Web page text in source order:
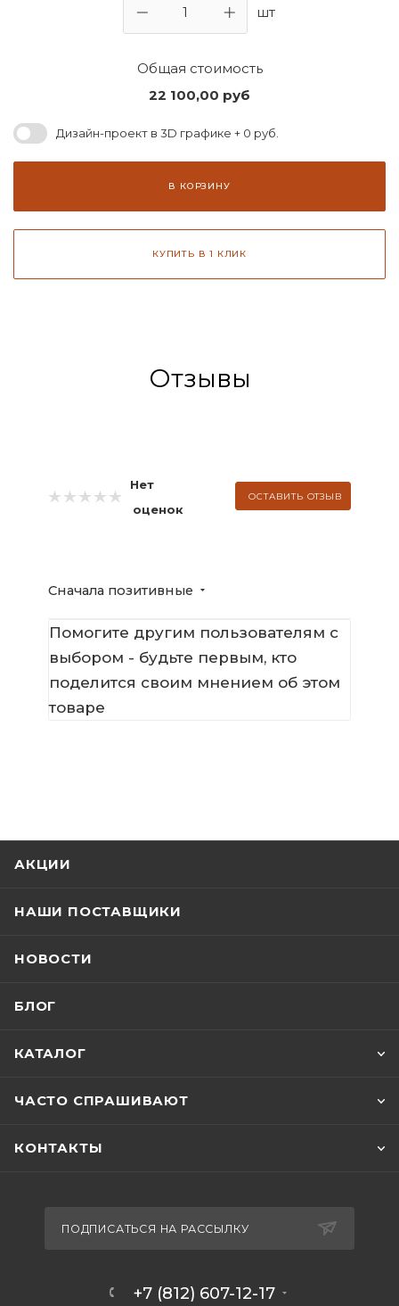
шт
Общая стоимость
22 100,00 руб
Дизайн-проект в 3D графике + 0 руб.
В КОРЗИНУ
КУПИТЬ В 1 КЛИК
Отзывы
Нет
оценок
ОСТАВИТЬ ОТЗЫВ
Сначала позитивные
Помогите другим пользователям с
выбором - будьте первым, кто
поделится своим мнением об этом
товаре
АКЦИИ
НАШИ ПОСТАВЩИКИ
НОВОСТИ
БЛОГ
КАТАЛОГ
ЧАСТО СПРАШИВАЮТ
КОНТАКТЫ
ПОДПИСАТЬСЯ НА РАССЫЛКУ
+7 (812) 607-12-17